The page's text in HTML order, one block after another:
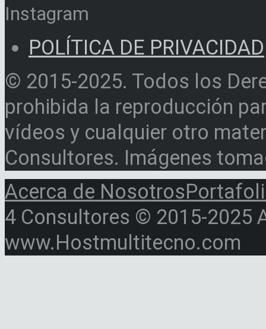
Instagram
POLÍTICA DE PRIVACIDAD
© 2015-2025. Todos los
prohibida la reproducción
vídeos y cualquier otro
Consultores. Imágenes
Acerca de Nosotros
4 Consultores © 2015-2025
www.Hostmultitecno.com